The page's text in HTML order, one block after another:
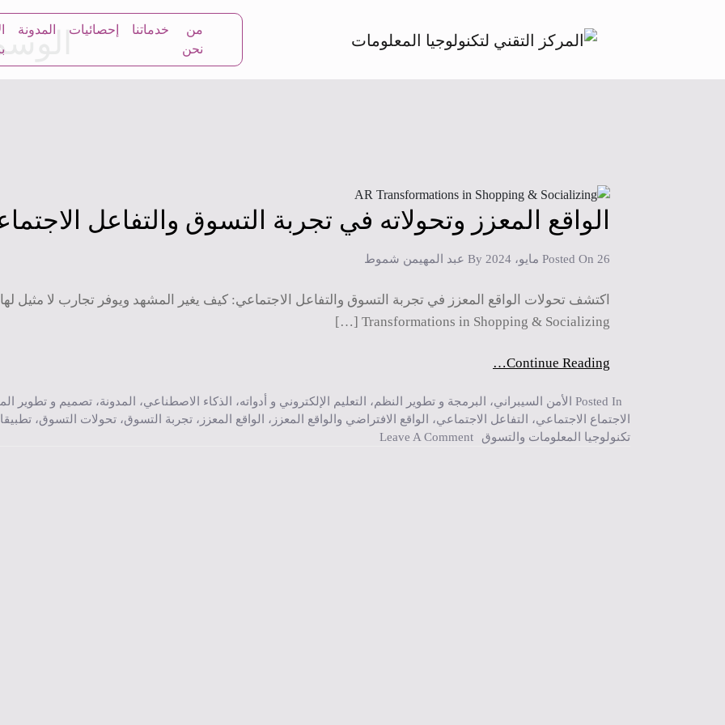
من
نحن
خدماتنا إحصائيات المدونة
الواقع المعزز وتحولاته في تجربة التسوق والتفاعل
Posted On 26 مايو، 2024 عبد المهيمن شموط
Transformations in Shopping & Socializing […]
Continue Reading…
Posted In الأمن السيبراني، البرمجة و تطوير النظم، التعليم الإلكتروني و أدواته، الذكاء الاصطناعي، المدونة، تصميم و تطوير
الاجتماع الاجتماعي، التفاعل الاجتماعي، الواقع الافتراضي والواقع المعزز ، الواقع المعزز ، تجربة التسوق، تحولات التسوق،
تكنولوجيا المعلومات والتسوق
Leave A Comment